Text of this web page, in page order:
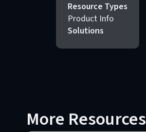
Resource Types
Product Info
Solutions
More Resources